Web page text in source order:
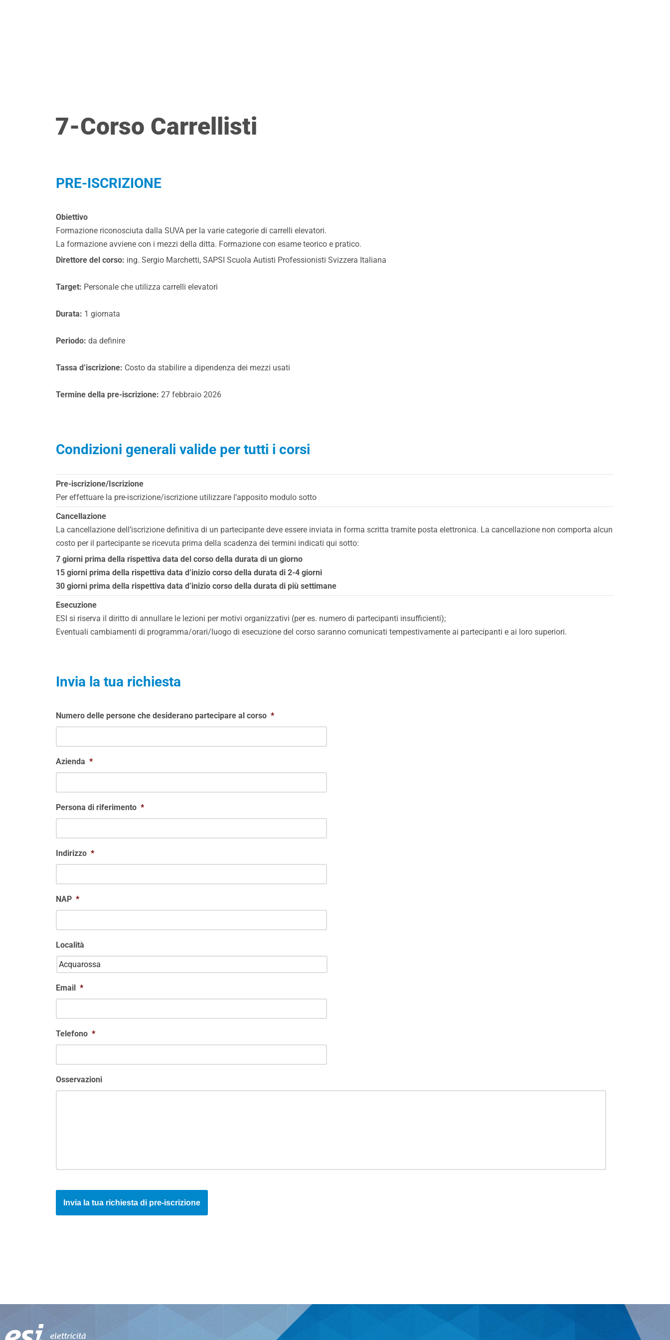
7-Corso Carrellisti
PRE-ISCRIZIONE
Obiettivo
Formazione riconosciuta dalla SUVA per la varie categorie di carrelli elevatori.
La formazione avviene con i mezzi della ditta. Formazione con esame teorico e pratico.
Direttore del corso: ing. Sergio Marchetti, SAPSI Scuola Autisti Professionisti Svizzera Italiana
Target: Personale che utilizza carrelli elevatori
Durata: 1 giornata
Periodo: da definire
Tassa d’iscrizione: Costo da stabilire a dipendenza dei mezzi usati
Termine della pre-iscrizione: 27 febbraio 2026
Condizioni generali valide per tutti i corsi
Pre-iscrizione/Iscrizione
Per effettuare la pre-iscrizione/iscrizione utilizzare l’apposito modulo sotto
Cancellazione
La cancellazione dell’iscrizione definitiva di un partecipante deve essere inviata in forma scritta tramite posta elettronica. La cancellazione non comporta alcun
costo per il partecipante se ricevuta prima della scadenza dei termini indicati qui sotto:
7 giorni prima della rispettiva data del corso della durata di un giorno
15 giorni prima della rispettiva data d’inizio corso della durata di 2-4 giorni
30 giorni prima della rispettiva data d’inizio corso della durata di più settimane
Esecuzione
ESI si riserva il diritto di annullare le lezioni per motivi organizzativi (per es. numero di partecipanti insufficienti);
Eventuali cambiamenti di programma/orari/luogo di esecuzione del corso saranno comunicati tempestivamente ai partecipanti e ai loro superiori.
Invia la tua richiesta
Numero delle persone che desiderano partecipare al corso *
Azienda *
Persona di riferimento *
Indirizzo *
NAP *
Località
Email *
Telefono *
Osservazioni